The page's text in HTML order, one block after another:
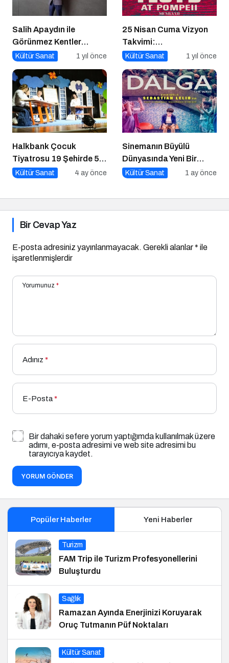
Salih Apaydın ile
Görünmez Kentler
Ekslibris Sergisi
Kültür Sanat 1 yıl önce
25 Nisan Cuma Vizyon
Takvimi:
Sinemaseverleri
Kültür Sanat 1 yıl önce
Halkbank Çocuk
Tiyatrosu 19 Şehirde 50
Gösterimle Sahne Alıyor!
Kültür Sanat 4 ay önce
Sinemanın Büyülü
Dünyasında Yeni Bir
Hafta
Kültür Sanat 1 ay önce
Bir Cevap Yaz
E-posta adresiniz yayınlanmayacak. Gerekli alanlar* ile
işaretlenmişlerdir
Yorumunuz *
Adınız *
E-Posta*
Bir dahaki sefere yorum yaptığımda kullanılmak üzere
adımı, e-posta adresimi ve web site adresimi bu
tarayıcıya kaydet.
YORUM GÖNDER
Popüler Haberler Yeni Haberler
Turizm
FAM Trip ile Turizm Profesyonellerini
Buluşturdu
Sağlık
Ramazan Ayında Enerjinizi Koruyarak
Oruç Tutmanın Püf Noktaları
Kültür Sanat